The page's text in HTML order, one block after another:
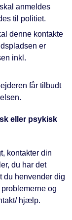
anmeldes
til politiet.
denne kontakte
er
inkl.
får tilbudt
eller psykisk
kontakter din
du har det
du henvender dig
og
hjælp.